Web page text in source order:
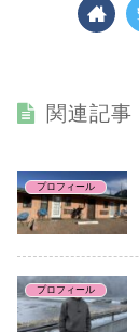
関連記事
プロフィール
プロフィール